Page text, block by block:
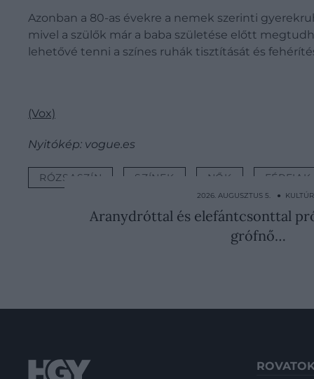
Azonban a 80-as évekre a nemek szerinti
mivel a szülők már a baba születése előtt
lehetővé tenni a színes ruhák tisztítását és
(Vox)
Nyitókép: vogue.es
RÓZSASZÍN SZÍNEK NŐK FÉRFIAK
2026. AUGUSZTUS 5. ●
Aranydróttal és elefántcsonttal
grófnő…